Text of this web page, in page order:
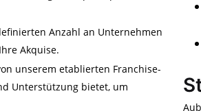
Anzahl an Unternehmen
Akquise.
unserem etablierten Franchise-
Unterstützung bietet, um